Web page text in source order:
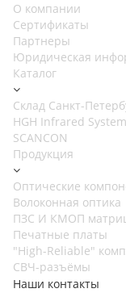
О компании
Сертификаты
Партнеры
Юридическая
Каталог
Cклад Санкт-
HGH Infrared
SCANCON
Продукция
Оптические
Волоконная оптика
ПЗС И КМОП
Печатные платы
"High-Reliable"
СВЧ-разъёмы
Наши контакты